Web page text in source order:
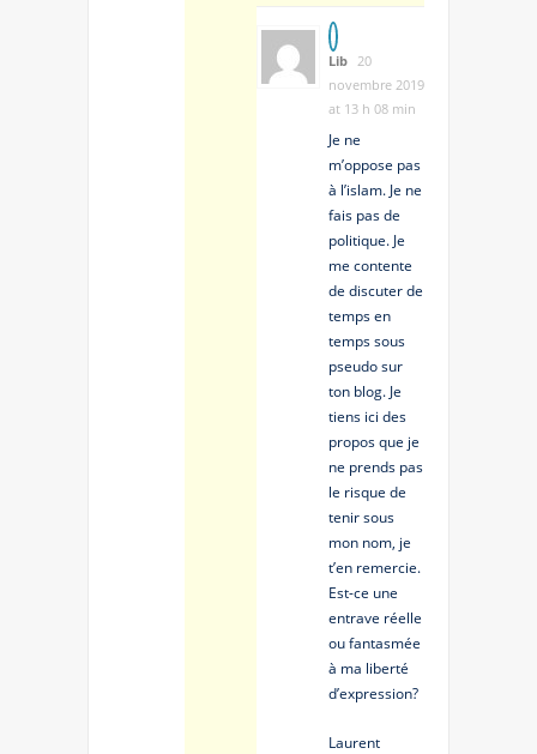
Lib 20
novembre 2019
at 13 h 08 min
Je ne
m’oppose pas
à l’islam. Je ne
fais pas de
politique. Je
me contente
de discuter de
temps en
temps sous
pseudo sur
ton blog. Je
tiens ici des
propos que je
ne prends pas
le risque de
tenir sous
mon nom, je
t’en remercie.
Est-ce une
entrave réelle
ou fantasmée
à ma liberté
d’expression?
Laurent